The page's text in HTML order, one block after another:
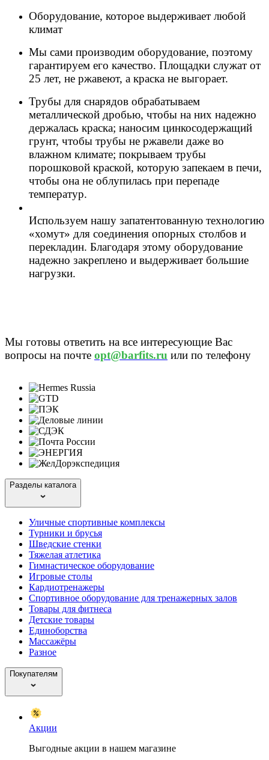
Оборудование, которое выдерживает любой
климат
Мы сами производим оборудование, поэтому
гарантируем его качество. Площадки служат от
25 лет, не ржавеют, а краска не выгорает.
Трубы для снарядов обрабатываем
металлической дробью, чтобы на них надежно
держалась краска; наносим цинкосодержащий
грунт, чтобы трубы не ржавели даже во
влажном климате; покрываем трубы
порошковой краской, которую запекаем в печи,
чтобы она не облупилась при перепаде
температур.
Используем нашу запатентованную технологию
«хомут» для соединения опорных столбов и
перекладин. Благодаря этому оборудование
надежно закреплено и выдерживает большие
нагрузки.
Мы готовы ответить на все интересующие Вас
вопросы на почте opt@barfits.ru или по телефону
Разделы каталога
Уличные спортивные комплексы
Турники и брусья
Шведские стенки
Тяжелая атлетика
Гимнастическое оборудование
Игровые столы
Кардиотренажеры
Спортивное оборудование для тренажерных залов
Товары для фитнеса
Детские товары
Единоборства
Массажёры
Разное
Покупателям
Акции
Выгодные акции в нашем магазине